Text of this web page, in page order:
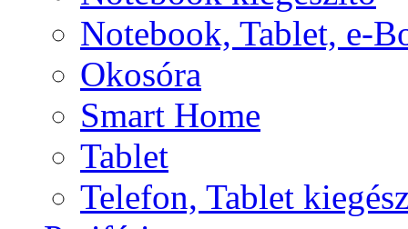
Notebook, Tablet, e-
Okosóra
Smart Home
Tablet
Telefon, Tablet